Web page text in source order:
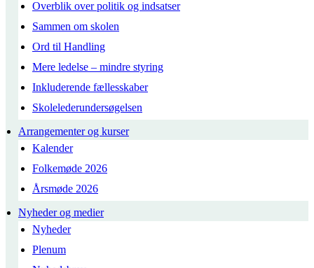
Overblik over politik og indsatser
Sammen om skolen
Ord til Handling
Mere ledelse – mindre styring
Inkluderende fællesskaber
Skolelederundersøgelsen
Arrangementer og kurser
Kalender
Folkemøde 2026
Årsmøde 2026
Nyheder og medier
Nyheder
Plenum